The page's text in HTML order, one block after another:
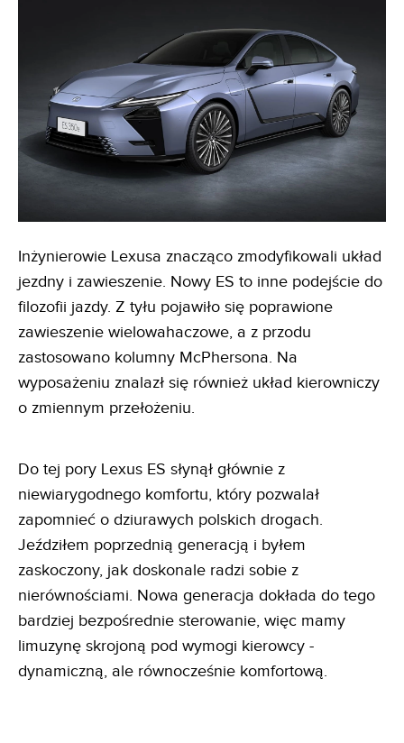
Inżynierowie Lexusa znacząco zmodyfikowali układ
jezdny i zawieszenie. Nowy ES to inne podejście do
filozofii jazdy. Z tyłu pojawiło się poprawione
zawieszenie wielowahaczowe, a z przodu
zastosowano kolumny McPhersona. Na
wyposażeniu znalazł się również układ kierowniczy
o zmiennym przełożeniu.
Do tej pory Lexus ES słynął głównie z
niewiarygodnego komfortu, który pozwalał
zapomnieć o dziurawych polskich drogach.
Jeździłem poprzednią generacją i byłem
zaskoczony, jak doskonale radzi sobie z
nierównościami. Nowa generacja dokłada do tego
bardziej bezpośrednie sterowanie, więc mamy
limuzynę skrojoną pod wymogi kierowcy -
dynamiczną, ale równocześnie komfortową.